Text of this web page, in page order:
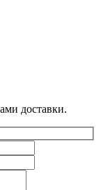
доставки.